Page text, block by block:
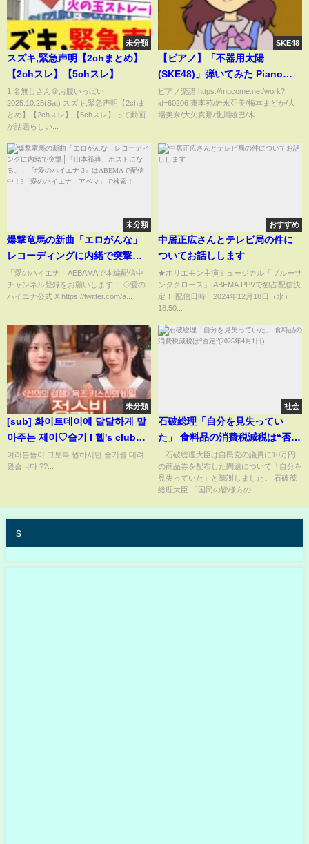
未分類
スズキ,緊急声明【2chまとめ】
【2chスレ】【5chスレ】
1:名無しさん＠お腹いっぱい
2025.10.25(Sat) スズキ,緊急声明【2chま
とめ】【2chスレ】【5chスレ】って動画
が話題らしい...
SKE48
【ピアノ】「不器用太陽
(SKE48)」弾いてみた Piano
Cover
ピアノ楽譜 https://mucome.net/work?
id=60206 東李苑/岩永亞美/梅本まどか/大
場美奈/大矢真那/北川綾巴/木...
未分類
爆撃竜馬の新曲「エロがんな」
レコーディングに内緒で突撃
│「山本裕典、ホストになる。」
『#愛のハイエナ 3』はABEMA
で配信中！?「愛のハイエナ ア
「愛のハイエナ」AEBAMAで本編配信中
チャンネル登録をお願いします！ ◇愛の
ハイエナ公式 X https://twitter.com/a...
おすすめ
中居正広さんとテレビ局の件に
ついてお話しします
★ホリエモン主演ミュージカル「ブルーサ
ンタクロース」 ABEMA PPVで独占配信決
定！ 配信日時 2024年12月18日（水）
18:50...
未分類
[sub] 화이트데이에 달달하게 말
아주는 제이♡슬기 I 혤's club?
ep43 정수빈
여러분들이 그토록 원하시던 슬기를 데려
왔습니다 ??...
社会
石破総理「自分を見失ってい
た」 食料品の消費税減税は“否
定”(2025年4月1日)
石破総理大臣は自民党の議員に10万円
の商品券を配布した問題について「自分を
見失っていた」と陳謝しました。 石破茂
総理大臣 「国民の皆様方の...
s